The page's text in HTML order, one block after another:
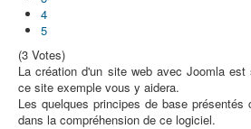
4
5
(3 Votes)
La création d'un site web avec Joomla
ce site exemple vous y aidera.
Les quelques principes de base présentés
dans la compréhension de ce logiciel.